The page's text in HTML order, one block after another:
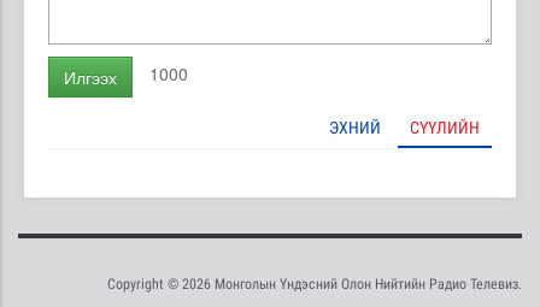
Илгээх 1000
ЭХНИЙ СҮҮЛИЙН
Copyright © 2026 Монголын Үндэсний Олон Нийтийн Радио Телевиз.